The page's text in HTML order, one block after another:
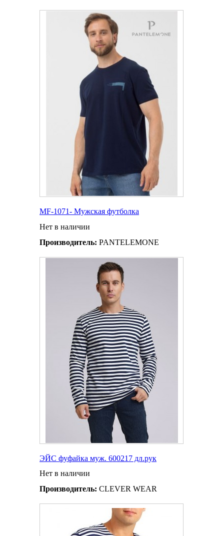
MF-1071- Мужская футболка
Нет в наличии
Производитель: PANTELEMONE
ЭЙС фуфайка муж. 600217 дл.рук
Нет в наличии
Производитель: CLEVER WEAR